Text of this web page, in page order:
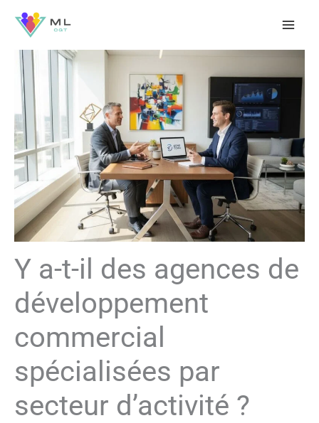
Aller
contenu
Y a-t-il des agences de
développement
commercial
spécialisées par
secteur d’activité ?